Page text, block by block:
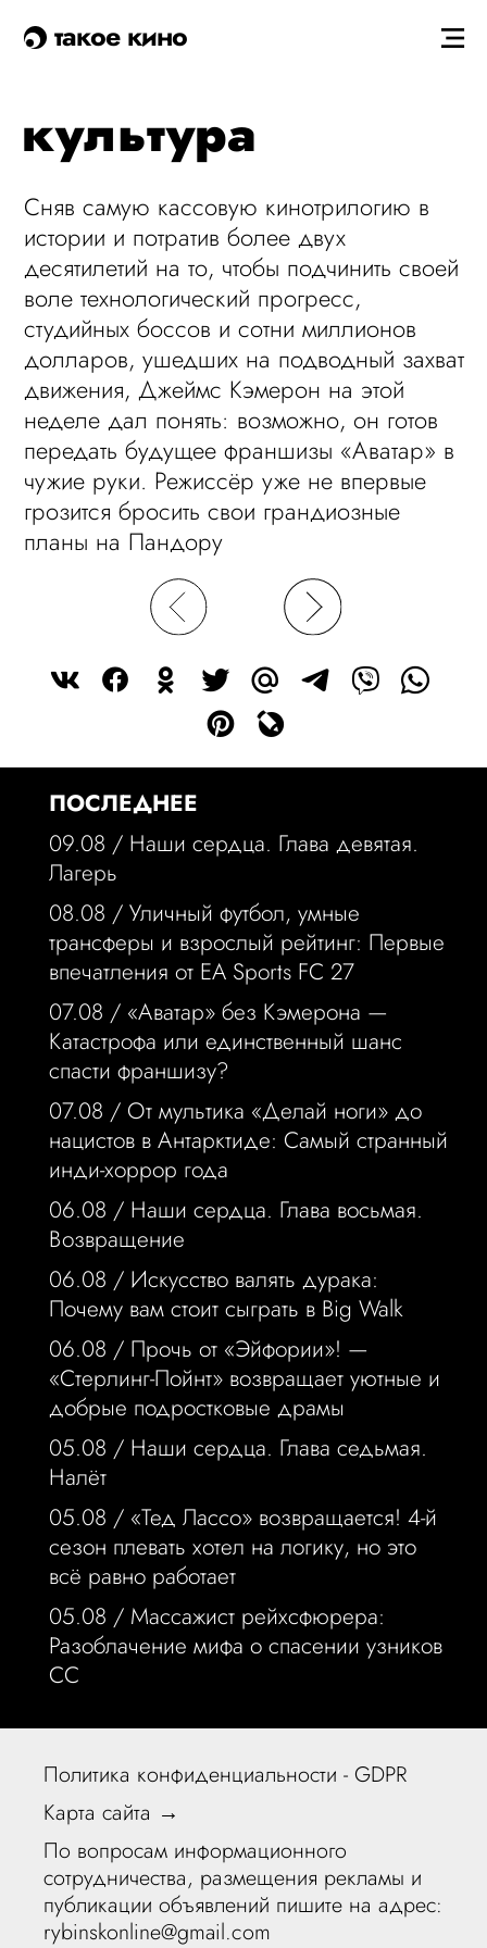
такое кино
культура
Сняв самую кассовую кинотрилогию в
истории и потратив более двух
десятилетий на то, чтобы подчинить своей
воле технологический прогресс,
студийных боссов и сотни миллионов
долларов, ушедших на подводный захват
движения, Джеймс Кэмерон на этой
неделе дал понять: возможно, он готов
передать будущее франшизы «Аватар» в
чужие руки. Режиссёр уже не впервые
грозится бросить свои грандиозные
планы на Пандору
ПОСЛЕДНЕЕ
09.08 / Наши сердца. Глава девятая.
Лагерь
08.08 / Уличный футбол, умные
трансферы и взрослый рейтинг: Первые
впечатления от EA Sports FC 27
07.08 / «Аватар» без Кэмерона —
Катастрофа или единственный шанс
спасти франшизу?
07.08 / От мультика «Делай ноги» до
нацистов в Антарктиде: Самый странный
инди-хоррор года
06.08 / Наши сердца. Глава восьмая.
Возвращение
06.08 / Искусство валять дурака:
Почему вам стоит сыграть в Big Walk
06.08 / Прочь от «Эйфории»! —
«Стерлинг-Пойнт» возвращает уютные и
добрые подростковые драмы
05.08 / Наши сердца. Глава седьмая.
Налёт
05.08 / «Тед Лассо» возвращается! 4-й
сезон плевать хотел на логику, но это
всё равно работает
05.08 / Массажист рейхсфюрера:
Разоблачение мифа о спасении узников
СС
Политика конфиденциальности - GDPR
Карта сайта →
По вопросам информационного
сотрудничества, размещения рекламы и
публикации объявлений пишите на адрес:
rybinskonline@gmail.com